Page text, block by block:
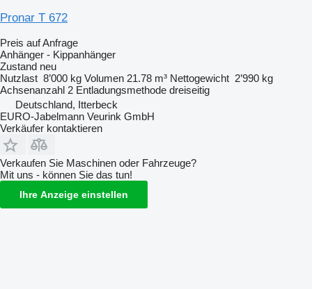
Pronar T 672
Preis auf Anfrage
Anhänger - Kippanhänger
Zustand neu
Nutzlast 8’000 kg Volumen 21.78 m³ Nettogewicht 2’990 kg
Achsenanzahl 2 Entladungsmethode dreiseitig
Deutschland, Itterbeck
EURO-Jabelmann Veurink GmbH
Verkäufer kontaktieren
Verkaufen Sie Maschinen oder Fahrzeuge?
Mit uns - können Sie das tun!
Ihre Anzeige einstellen